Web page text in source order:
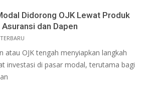
Didorong OJK Lewat Produk
dan Dapen
TERBARU
atau OJK tengah menyiapkan langkah
investasi di pasar modal, terutama bagi